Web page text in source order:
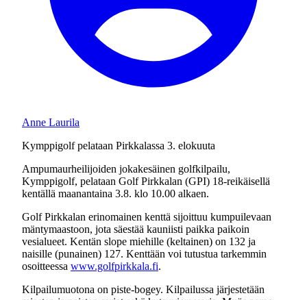
Anne Laurila
Kymppigolf pelataan Pirkkalassa 3. elokuuta
Ampumaurheilijoiden jokakesäinen golfkilpailu,
Kymppigolf, pelataan Golf Pirkkalan (GPI) 18-reikäisellä
kentällä maanantaina 3.8. klo 10.00 alkaen.
Golf Pirkkalan erinomainen kenttä sijoittuu kumpuilevaan
mäntymaastoon, jota säestää kauniisti paikka paikoin
vesialueet. Kentän slope miehille (keltainen) on 132 ja
naisille (punainen) 127. Kenttään voi tutustua tarkemmin
osoitteessa www.golfpirkkala.fi.
Kilpailumuotona on piste-bogey. Kilpailussa järjestetään